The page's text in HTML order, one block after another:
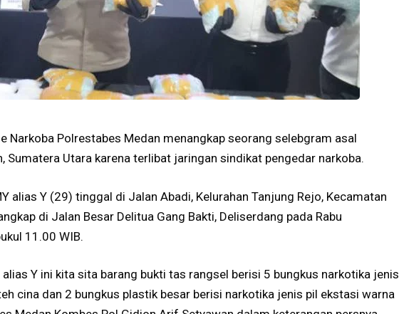
Narkoba Polrestabes Medan menangkap seorang selebgram asal
Sumatera Utara karena terlibat jaringan sindikat pengedar narkoba.
alias Y (29) tinggal di Jalan Abadi, Kelurahan Tanjung Rejo, Kecamatan
di Jalan Besar Delitua Gang Bakti, Deliserdang pada Rabu
11.00 WIB.
alias Y ini kita sita barang bukti tas rangsel berisi 5 bungkus narkotika jenis
cina dan 2 bungkus plastik besar berisi narkotika jenis pil ekstasi warna